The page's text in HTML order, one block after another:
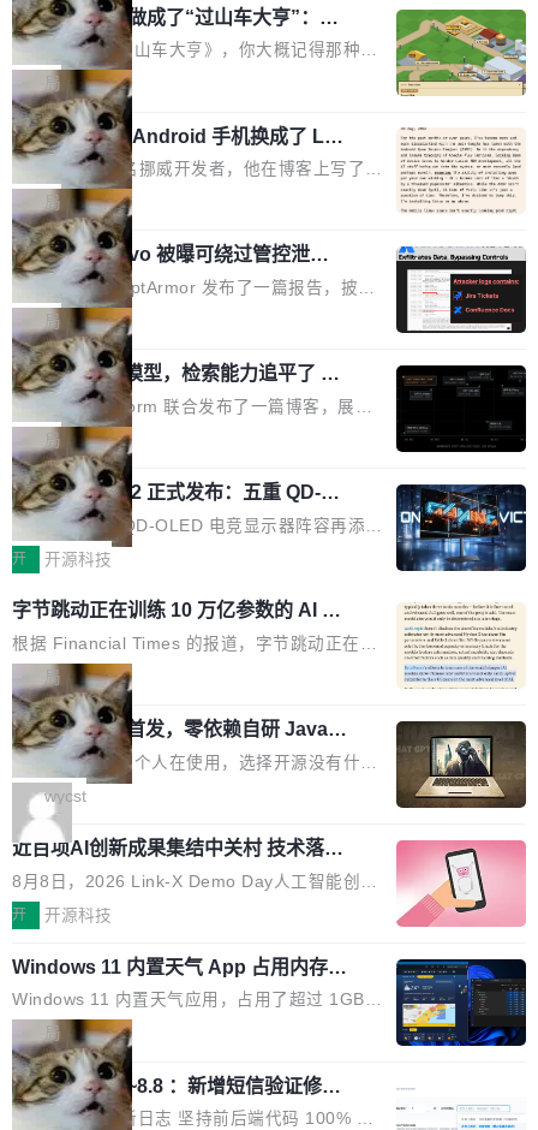
一旦超限，要么 API 直接报错，要么模型开
始"遗忘"...
00 条人类审批通过的指令，人类只拦截了 6 条
自动模式放过的指令。更令人担忧的是，随着会
话变长，人类的检测率从早期的约 17% 下降到
50 轮后的约 5%——人会疲劳，机器不会。 第
二组：出了事有多严重？在 5-6 月标记的...
稳定产出真正好的结果，需要真正的理解。机器
能按食谱重复操作、规模化产出，但它不知道你
脑子里到底想要什么，除非你把想法翻译成明确
的需求。 文章的核心论点很简单：AI 让你更
快，但快不等于好。 它能自动化重复劳动、生成
代码起点、解释逻辑，但它经常自信地给出错误
结果——「一块焦炭，上面放了一枝百里香，然
后告诉你这是三分熟。」 判断力仍然是不可替代
的。AI「不能替你定义什么是好，不能决定哪些
取舍可以接受」，也看不出来什么时候结果在技
术上正确、但方向完...
他把芯片制造做成了“过山车大亨”：一
个浏览器里的半导体工厂
如果你玩过《过山车大亨》，你大概记得那种俯
瞰视角——小人在公园里走来走去，游乐设施运
转着，一切都在你的注视下运行。现在想象同样
的视角，但公园里不是过山车，而是一座完整的
芯片制造工厂。 这就是 Chip Tycoon。 一个黄
色的小车载着一片硅晶圆，穿过 20 栋建筑，从
石英砂一路走到封装好的芯片。晶圆在每一站都
会发生肉眼可见的变化——长晶体、抛光、涂光
刻胶、蚀刻、离子注入、铜互联。公园中央是一
个环形路线，因为芯片制造需要把光刻流程重复
大约 60 次，每次一层。动画里简化为 4 圈。 整
个项目只有一个 HTML 文件。没有构建步骤，没
有依赖，没有网络请求。屏幕上每个形状都是 C
anvas 上纯手...
局
一名开发者将 Android 手机换成了 Lin
ux，称“AOSP 已死”
Runarcn 是一名挪威开发者，他在博客上写了一
篇文章，标题很直白：《I'm switching my phon
e from Android to Linux》。 他的核心论点很简
单：AOSP（Android Open Source Project）
已经死了。不是技术上死了，而是作为一个真正
的开源项目死了。Google 把越来越多的核心功
能从 AOSP 移到了闭源的 Google Play Service
s 里，设备树和内核源码被厂商锁死，你能看到
代码但你改不了，改了也刷不进去。 为什么 AO
SP 不够用了 Runarcn 列举了几条他离开 Andro
id 的具体理由： Google Pla...
局
Atlassian Rovo 被曝可绕过管控泄露 J
ira 和 Confluence 数据，厂商两个月没
回复
安全公司 PromptArmor 发布了一篇报告，披露
Atlassian 的 AI agent Rovo 存在严重的数据泄
露漏洞：攻击者可以通过 indirect prompt inject
ion（间接提示注入）窃取整个 Atlassian 租户内
的 Jira 工单和 Confluence 文档，全程不需要任
何人工审批。 更值得注意的是，这个漏洞在 5
月 23 日就报告给了 Atlassian，两个多月过去
了，公司除了表示"感谢"并分配了一个 case nu
mber 之外，再没有任何实质性回应。Rovo 至
今仍处于漏洞未修复状态。 攻击链路 攻击链并
不复杂。 受害者给 Rovo 提了一个正...
局
一个 4B 开源模型，检索能力追平了 G
PT-5.6 Sol，成本降到 1/100
Neon 和 Castform 联合发布了一篇博客，展示
了一个惊人的结果：一个 4B 参数的开源模型，
经过 RL 后训练之后，在检索任务上的准确率追
平了 GPT-5.6 Sol，但每次请求的成本只有对方
的 1/100。 具体来说，GPT-5.6 Sol 做一次典型
的多轮搜索请求需要超过 10 秒，端到端成本约
来说，这个速度和成本都"高得让人没法用"。而
4B 开源模型在推理速度上快了几个数量级，成
本低了两三个数量级。 问题在于，小模型开箱即
用时的检索能力确实远不如闭源前沿模型。差距
在哪？就在 RL 后训练。 从 RAG 到 agentic...
局
技嘉 GO27Q32 正式发布：五重 QD-OL
ED 面板加持，320Hz 极速与影院级画
面兼得
技嘉科技旗下 QD-OLED 电竞显示器阵容再添旗
舰新作。GO27Q32 将于 2026 年 9 月 15 日正
nta Tandem 五重发光架构为核心，为高端玩家
打造速度与画质不妥协的沉浸体验。 GO27Q32
搭载三星最新 QD-OLED 面板，采用 5 层串联
式发光结构，并装配全新 ObsidianShield 抗反
射镀膜，黑阶表现提升可达40%，并将表面硬度
由2H升級至3H，画面对比度与强度都提升的同
时还具有 320Hz 刷新率与 0.03ms GTG 灰阶响
应时间，从源头消除拖影与动态模糊。 1.突破 O
LED 画质局限，暗部细节...
开 开源科技
字节跳动正在训练 10 万亿参数的 AI 模
型
根据 Financial Times 的报道，字节跳动正在训
练一个 10 万亿参数的 AI 模型，目前处于预训练
阶段。 10 万亿是什么概念？Anthropic 目前最
大的模型 Mythos 5 约 8 万亿参数。DeepSeek
V4-Pro 是 1.6 万亿。月之暗面的 Kimi K3 是 2.
8 万亿。美团 LongCat-2.0 是 1.6 万亿。字节
跳动的这个未命名模型，直接跳到了 10 万亿。
预训练通常需要 3 到 6 个月，之后还有微调阶
段。按这个时间线，最早可能在 2026 年底或 2
027 年初发布。 这个节点很微妙。Anthropic 刚
在 5 月发布了 Mythos 5...
局
wastnet 开源首发，零依赖自研 Java H
TTP/2 框架，性能对标 Undertow !
这个项目一直是个人在使用，选择开源没有什么
动机理由，就是想开源了，如果非要说一个，那
就是它多少弥补了国产 Java 自研 HTTP/2 框架
这块空白——放眼国产 Java 生态，能拿出手的
HTTP/2 网络框架，要么闭源，要么底层建立在
Netty 之上，真正自研的 Java 实现几乎没有。
wastnet 是一款完全自研、零第三方依赖的轻量
级 Java 网络应用框架，核心基于 JDK 原生 NI
O 构建 Reactor 多路复用模型，不依赖 Netty、
Tomcat 等任何第三方网络库。其 HTTP/2 协议
栈从 HPACK、Huffman 到 ALPN 均为自主实
现，在基准测试中与 Un...
wycst
近百项AI创新成果集结中关村 技术落地
与产业迭代提速
8月8日，2026 Link-X Demo Day人工智能创新
项目展在北京中关村举办。本次活动由星连资
业、学术、投资人士，集中展出近百项覆盖AI芯
片、算力、模型、应用全链条创新项目，聚焦AI
技术产业化落地与资本对接，呈现当前国内AI前
沿技术突破与商业化最新进展。 活动围绕AI学术
研究与产业落地融合展开多维度研讨。星连资本
创始合伙人张鸣晨表示，AI产业化是长期产融结
开 开源科技
Windows 11 内置天气 App 占用内存超
过 1GB
Windows 11 内置天气应用，占用了超过 1GB
内存。 Notebookcheck 的测试发现这个数字
时，反复确认了多次。不是 100MB，不是 500
MB，是 1 个 G。一个显示天气的应用。 Windo
ws 内置应用臃肿早就是老话题了，但一款天气
局
调问更新7.26~8.8 ：新增短信验证修
改，考试能力升级
DWSurvey 更新日志 坚持前后端代码 100% 开